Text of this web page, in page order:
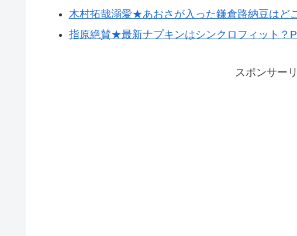
木村拓哉溺愛★あおさが入った鎌倉路納豆はど
指原絶賛★最新ナプキンはシンクロフィット？
スポンサー